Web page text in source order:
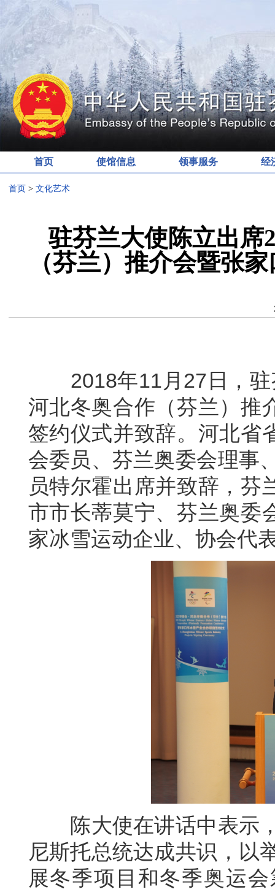
首页 使馆信息 领事服务 经
首页 > 文化艺术
驻芬兰大使陈立出席
（芬兰）推介会暨张
2018年11月27日，驻
河北冬奥合作（芬兰）推
签约仪式并致辞。河北省
会委员、芬兰奥委会理事
员特尔霍出席并致辞，芬
市市长蒂莫宁、芬兰奥委
家冰雪运动企业、协会代
陈大使在讲话中表示，
尼斯托总统达成共识，以
展冬季项目和冬季奥运